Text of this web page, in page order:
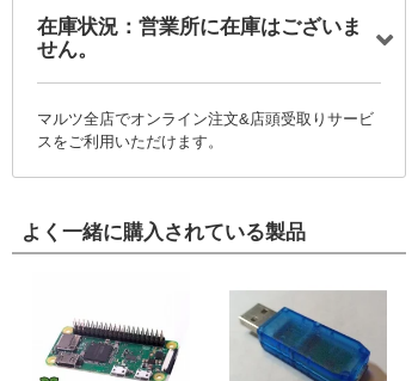
在庫状況：営業所に在庫はございま
せん。
マルツ全店でオンライン注文&店頭受取りサービ
スをご利用いただけます。
よく一緒に購入されている製品